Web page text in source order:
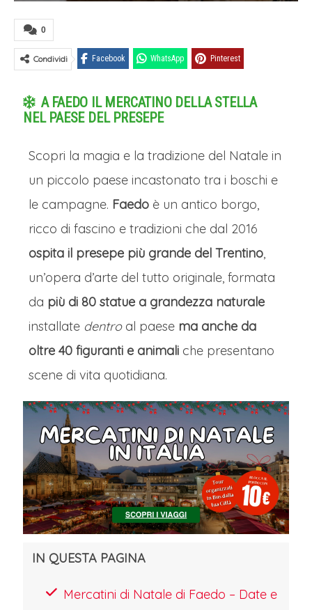
0
Condividi Facebook WhatsApp Pinterest
A FAEDO IL MERCATINO DELLA STELLA
NEL PAESE DEL PRESEPE
Scopri la magia e la tradizione del Natale in
un piccolo paese incastonato tra i boschi e
le campagne. Faedo è un antico borgo,
ricco di fascino e tradizioni che dal 2016
ospita il presepe più grande del Trentino,
un’opera d’arte del tutto originale, formata
da più di 80 statue a grandezza naturale
installate dentroal paese ma anche da
oltre 40 figuranti e animali che presentano
scene di vita quotidiana.
IN QUESTA PAGINA
Mercatini di Natale di Faedo – Date e